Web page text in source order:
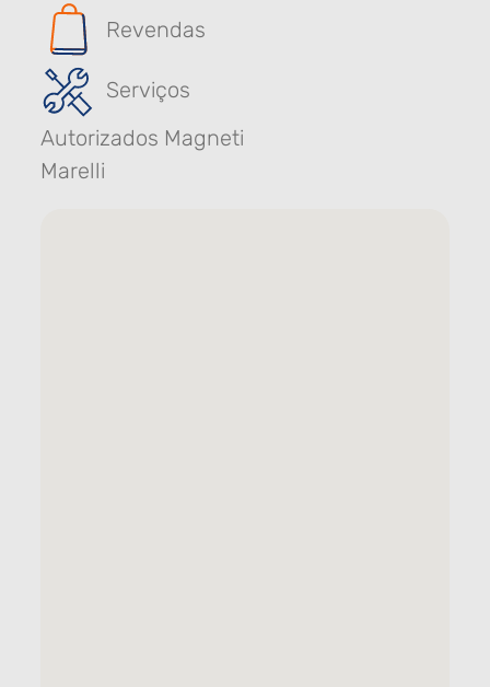
Revendas
Serviços
Autorizados Magneti
Marelli